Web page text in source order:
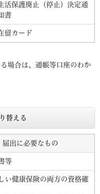
活保護廃止（停止）決定通
書
留カード
場合は、通帳等口座のわか
替える
届出に必要なもの
等
い健康保険の両方の資格確